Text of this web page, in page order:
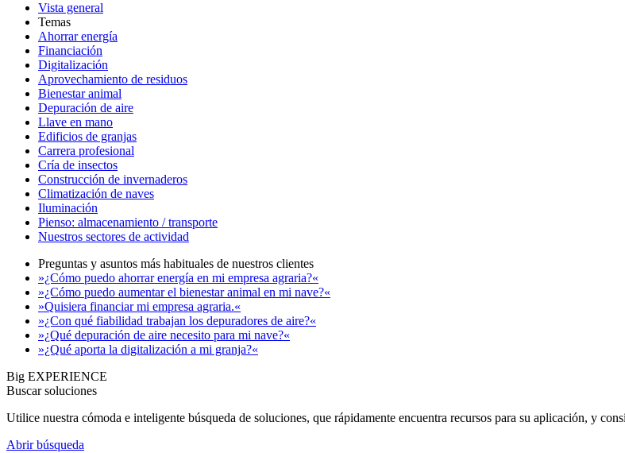
Vista general
Temas
Ahorrar energía
Financiación
Digitalización
Aprovechamiento de residuos
Bienestar animal
Depuración de aire
Llave en mano
Edificios de granjas
Carrera profesional
Cría de insectos
Construcción de invernaderos
Climatización de naves
Iluminación
Pienso: almacenamiento / transporte
Nuestros sectores de actividad
Preguntas y asuntos más habituales de nuestros clientes
»¿Cómo puedo ahorrar energía en mi empresa agraria?«
»¿Cómo puedo aumentar el bienestar animal en mi nave?«
»Quisiera financiar mi empresa agraria.«
»¿Con qué fiabilidad trabajan los depuradores de aire?«
»¿Qué depuración de aire necesito para mi nave?«
»¿Qué aporta la digitalización a mi granja?«
Big EXPERIENCE
Buscar soluciones
Utilice nuestra cómoda e inteligente búsqueda de soluciones, que rápidamente encuentra recursos para su aplicación, y
Abrir búsqueda